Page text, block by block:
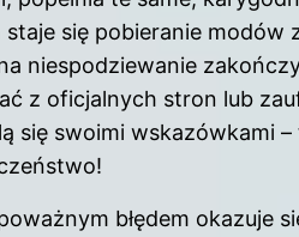
się pobieranie modów
niespodziewanie
z oficjalnych stron lub
się swoimi wskazówkami
błędem okazuje